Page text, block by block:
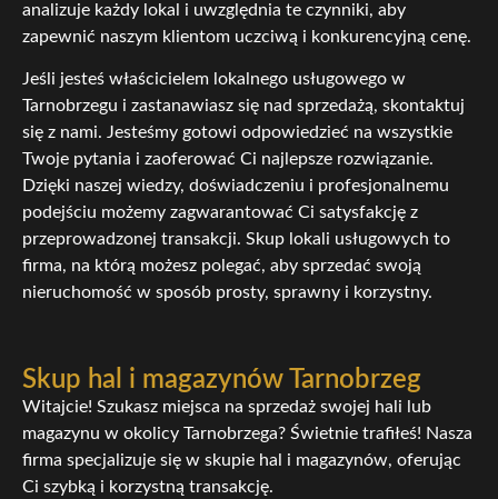
analizuje każdy lokal i uwzględnia te czynniki, aby
zapewnić naszym klientom uczciwą i konkurencyjną cenę.
Jeśli jesteś właścicielem lokalnego usługowego w
Tarnobrzegu i zastanawiasz się nad sprzedażą, skontaktuj
się z nami. Jesteśmy gotowi odpowiedzieć na wszystkie
Twoje pytania i zaoferować Ci najlepsze rozwiązanie.
Dzięki naszej wiedzy, doświadczeniu i profesjonalnemu
podejściu możemy zagwarantować Ci satysfakcję z
przeprowadzonej transakcji. Skup lokali usługowych to
firma, na którą możesz polegać, aby sprzedać swoją
nieruchomość w sposób prosty, sprawny i korzystny.
Skup hal i magazynów Tarnobrzeg
Witajcie! Szukasz miejsca na sprzedaż swojej hali lub
magazynu w okolicy Tarnobrzega? Świetnie trafiłeś! Nasza
firma specjalizuje się w skupie hal i magazynów, oferując
Ci szybką i korzystną transakcję.